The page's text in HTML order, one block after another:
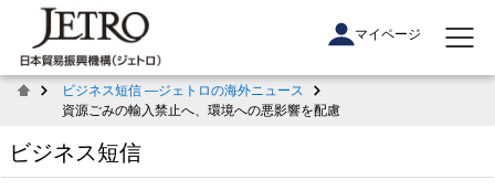
マイページ
ビジネス短信 ―ジェトロの海外ニュース
資源ごみの輸入禁止へ、環境への悪影響を配慮
ビジネス短信